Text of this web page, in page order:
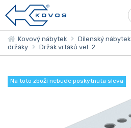
Kovový nábytek Dílenský nábytek
držáky
Držák vrtáků vel. 2
Na toto zboží nebude poskytnuta sleva